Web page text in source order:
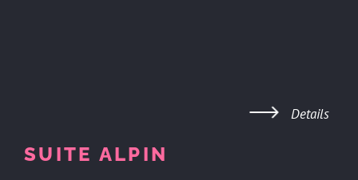
SUITE ALPIN
Details